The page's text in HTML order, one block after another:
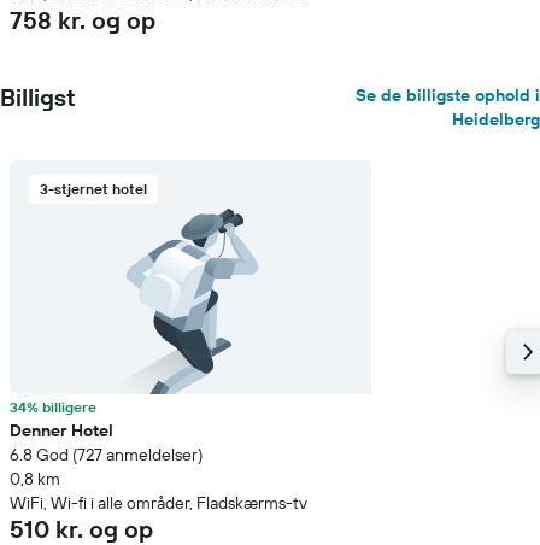
758 kr. og op
Billigst
Se de billigste ophold i
Heidelberg
3-stjernet hotel
34% billigere
Denner Hotel
6.8 God (727 anmeldelser)
0,8 km
WiFi, Wi-fi i alle områder, Fladskærms-tv
510 kr. og op